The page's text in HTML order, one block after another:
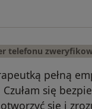
telefonu
pełną
się
się i